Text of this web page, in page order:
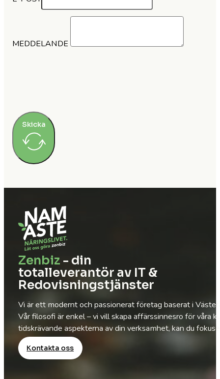
MEDDELANDE
Skicka
Zenbiz - din
totalleverantör av IT &
Redovisningstjänster
Vi är ett modernt och passionerat företag baserat i
Vår filosofi är enkel – vi vill skapa affärssinnesro för våra
tidskrävande aspekterna av din verksamhet, kan du
Kontakta oss